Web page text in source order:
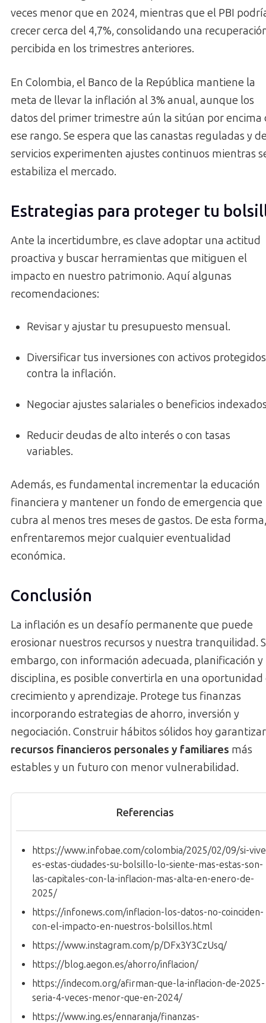
veces menor que en 2024, mientras que el PBI
crecer cerca del 4,7%, consolidando una
percibida en los trimestres anteriores.
En Colombia, el Banco de la República mantiene la
meta de llevar la inflación al 3% anual, aunque los
datos del primer trimestre aún la sitúan por encima
ese rango. Se espera que las canastas reguladas y
servicios experimenten ajustes continuos mientras
estabiliza el mercado.
Estrategias para proteger tu
Ante la incertidumbre, es clave adoptar una actitud
proactiva y buscar herramientas que mitiguen el
impacto en nuestro patrimonio. Aquí algunas
recomendaciones:
Revisar y ajustar tu presupuesto mensual.
Diversificar tus inversiones con activos protegidos
contra la inflación.
Negociar ajustes salariales o beneficios
Reducir deudas de alto interés o con tasas
variables.
Además, es fundamental incrementar la educación
financiera y mantener un fondo de emergencia que
cubra al menos tres meses de gastos. De esta forma,
enfrentaremos mejor cualquier eventualidad
económica.
Conclusión
La inflación es un desafío permanente que puede
erosionar nuestros recursos y nuestra tranquilidad.
embargo, con información adecuada, planificación y
disciplina, es posible convertirla en una oportunidad
crecimiento y aprendizaje. Protege tus finanzas
incorporando estrategias de ahorro, inversión y
negociación. Construir hábitos sólidos hoy
recursos financieros personales y familiares más
estables y un futuro con menor vulnerabilidad.
Referencias
https://www.infobae.com/colombia/2025/02/09/si-
es-estas-ciudades-su-bolsillo-lo-siente-mas-estas-son-
las-capitales-con-la-inflacion-mas-alta-en-enero-de-
2025/
https://infonews.com/inflacion-los-datos-no-coinciden-
con-el-impacto-en-nuestros-bolsillos.html
https://www.instagram.com/p/DFx3Y3CzUsq/
https://blog.aegon.es/ahorro/inflacion/
https://indecom.org/afirman-que-la-inflacion-de-2025-
seria-4-veces-menor-que-en-2024/
https://www.ing.es/ennaranja/finanzas-